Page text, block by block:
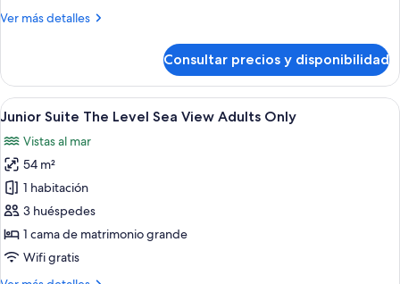
Ver más detalles
Más
Junior
Suite
(2+1)
Consultar precios y disponibilidad
Abrir
todas
las
fotos
de
Junior
Suite
The
Una habitación de hotel moderna
10
Junior Suite The Level Sea View Adults Only
Vistas al mar
54 m²
1 habitación
3 huéspedes
1 cama de matrimonio grande
Wifi gratis